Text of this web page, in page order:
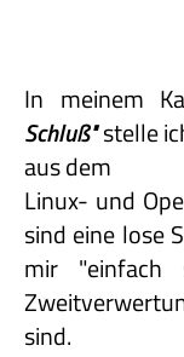
In meinem
Schluß"stelle
aus dem
Linux- und
sind eine lose
mir "einfach
sind.